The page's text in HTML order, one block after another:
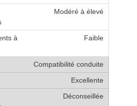
Modéré à élevé
Faible
Compatibilité conduite
Excellente
Déconseillée